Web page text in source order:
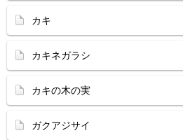
カキ
カキネガラシ
カキの木の実
ガクアジサイ